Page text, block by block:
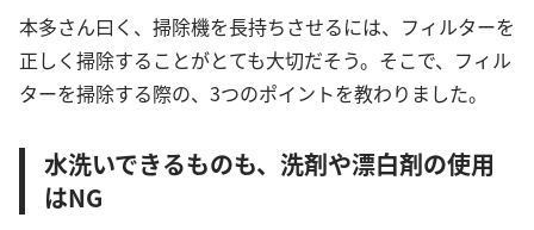
本多さん曰く、掃除機を長持ちさせるには、フィルターを
正しく掃除することがとても大切だそう。そこで、フィル
ターを掃除する際の、3つのポイントを教わりました。
水洗いできるものも、洗剤や漂白剤の使用
はNG